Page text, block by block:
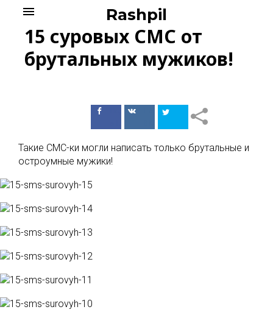
content
Rashpil
menu
15 суровых СМС от
брутальных мужиков!
ПоделитьсяПоделиться
Такие СМС-ки могли написать только брутальные и
остроумные мужики!